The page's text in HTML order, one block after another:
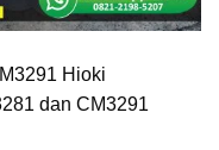
Hioki
dan CM3291